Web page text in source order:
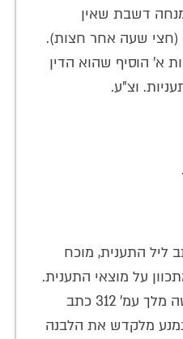
דשבת שאין
(חצי שעה אחר חצות).
א' הוסיף שהוא הדין
וצ"ע.
ליל התענית, מוכח
על מוצאי התענית.
אלא שיש להעיר שבמעשה מלך עמ' 312 כתב
מלקדש את הלבנה